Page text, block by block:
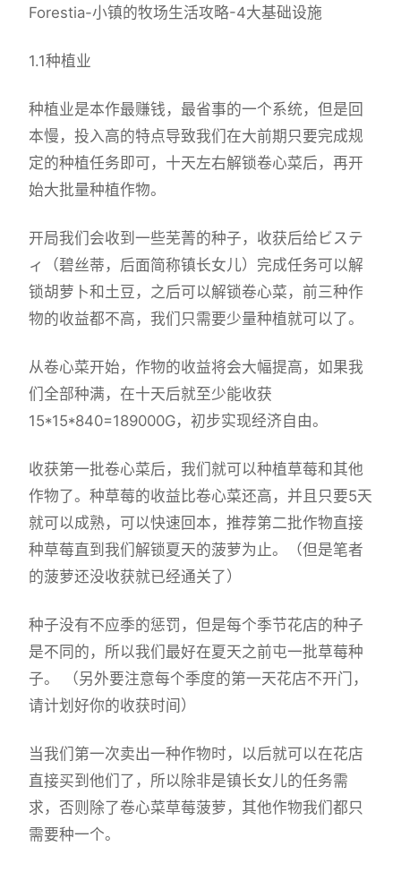
Forestia-小镇的牧场生活攻略-4大基础设施
1.1种植业
种植业是本作最赚钱，最省事的一个系统，但是回
本慢，投入高的特点导致我们在大前期只要完成规
定的种植任务即可，十天左右解锁卷心菜后，再开
始大批量种植作物。
开局我们会收到一些芜菁的种子，收获后给ビステ
ィ（碧丝蒂，后面简称镇长女儿）完成任务可以解
锁胡萝卜和土豆，之后可以解锁卷心菜，前三种作
物的收益都不高，我们只需要少量种植就可以了。
从卷心菜开始，作物的收益将会大幅提高，如果我
们全部种满，在十天后就至少能收获
15*15*840=189000G，初步实现经济自由。
收获第一批卷心菜后，我们就可以种植草莓和其他
作物了。种草莓的收益比卷心菜还高，并且只要5天
就可以成熟，可以快速回本，推荐第二批作物直接
种草莓直到我们解锁夏天的菠萝为止。（但是笔者
的菠萝还没收获就已经通关了）
种子没有不应季的惩罚，但是每个季节花店的种子
是不同的，所以我们最好在夏天之前屯一批草莓种
子。 （另外要注意每个季度的第一天花店不开门，
请计划好你的收获时间）
当我们第一次卖出一种作物时，以后就可以在花店
直接买到他们了，所以除非是镇长女儿的任务需
求，否则除了卷心菜草莓菠萝，其他作物我们都只
需要种一个。